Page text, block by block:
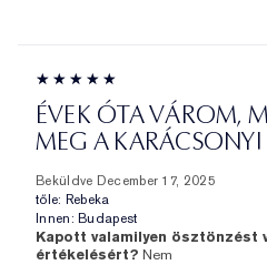
ÉVEK ÓTA VÁROM,
MEG A KARÁCSONYI
Beküldve December 17, 2025
tőle: Rebeka
Innen: Budapest
Kapott valamilyen ösztönzést
értékelésért? Nem